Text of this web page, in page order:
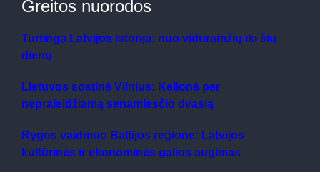
Greitos nuorodos
Turtinga Latvijos istorija: nuo viduramžių iki šių
dienų
Lietuvos sostinė Vilnius: Kelionė per
nepraleidžiamą senamiesčio dvasią
Rygos vaidmuo Baltijos regione: Latvijos
kultūrinės ir ekonominės galios augimas